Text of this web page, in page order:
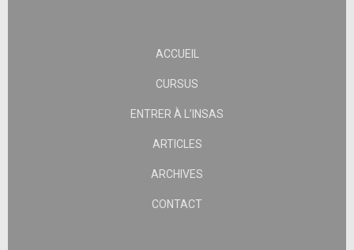
ACCUEIL
CURSUS
ENTRER À L’INSAS
ARTICLES
ARCHIVES
CONTACT